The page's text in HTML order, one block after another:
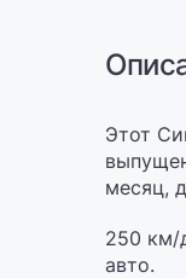
Этот
месяц,
250 км/
авто.